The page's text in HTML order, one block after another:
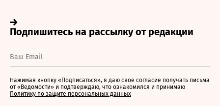
Нажимая кнопку «Подписаться», я даю свое согласие получать письма
от «Ведомости» и подтверждаю, что ознакомился и принимаю
Политику по защите персональных данных